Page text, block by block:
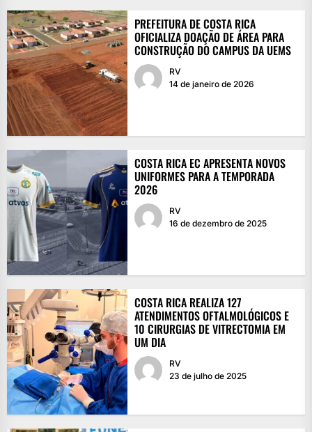
PREFEITURA DE COSTA RICA
OFICIALIZA DOAÇÃO DE ÁREA PARA
CONSTRUÇÃO DO CAMPUS DA UEMS
RV
14 de janeiro de 2026
COSTA RICA EC APRESENTA NOVOS
UNIFORMES PARA A TEMPORADA
2026
RV
16 de dezembro de 2025
COSTA RICA REALIZA 127
ATENDIMENTOS OFTALMOLÓGICOS E
10 CIRURGIAS DE VITRECTOMIA EM
UM DIA
RV
23 de julho de 2025